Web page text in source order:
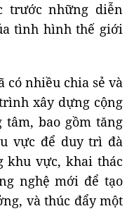
trước những diễn
tình hình thế giới
có nhiều chia sẻ và
xây dựng cộng
bao gồm tăng
vực để duy trì đà
khu vực, khai thác
nghệ mới để tạo
và thúc đẩy một